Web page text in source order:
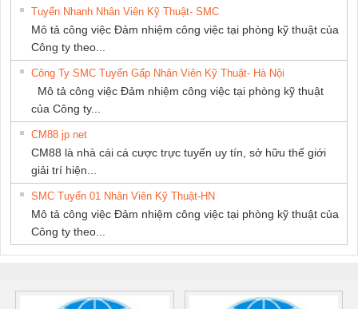
Tuyển Nhanh Nhân Viên Kỹ Thuật- SMC
Mô tả công việc Đảm nhiệm công việc tại phòng kỹ thuật của
Công ty theo...
Công Ty SMC Tuyển Gấp Nhân Viên Kỹ Thuật- Hà Nội
Mô tả công việc Đảm nhiệm công việc tại phòng kỹ thuật
của Công ty...
CM88 jp net
CM88 là nhà cái cá cược trực tuyến uy tín, sở hữu thế giới
giải trí hiện...
SMC Tuyển 01 Nhân Viên Kỹ Thuật-HN
Mô tả công việc Đảm nhiệm công việc tại phòng kỹ thuật của
Công ty theo...